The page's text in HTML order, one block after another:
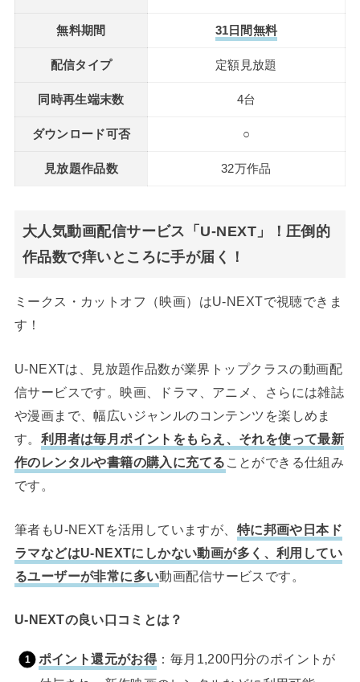
無料期間 31日間無料
配信タイプ 定額見放題
同時再生端末数 4台
ダウンロード可否 ○
見放題作品数 32万作品
大人気動画配信サービス「U-NEXT」！圧倒的
作品数で痒いところに手が届く！
ミークス・カットオフ（映画）はU-NEXTで視聴できま
す！
U-NEXTは、見放題作品数が業界トップクラスの動画配
信サービスです。映画、ドラマ、アニメ、さらには雑誌
や漫画まで、幅広いジャンルのコンテンツを楽しめま
す。 利用者は毎月ポイントをもらえ、それを使って最新
作のレンタルや書籍の購入に充てる ことができる仕組み
です。
筆者もU-NEXTを活用していますが、 特に邦画や日本ド
ラマなどはU-NEXTにしかない動画が多く、利用してい
るユーザーが非常に多い動画配信サービスです。
U-NEXTの良い口コミとは？
ポイント還元がお得：毎月1,200円分のポイントが